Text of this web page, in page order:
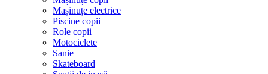
Mașinuțe electrice
Piscine copii
Role copii
Motociclete
Sanie
Skateboard